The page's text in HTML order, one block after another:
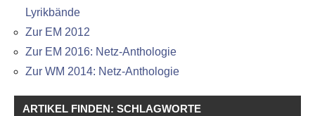
Lyrikbände
Zur EM 2012
Zur EM 2016: Netz-Anthologie
Zur WM 2014: Netz-Anthologie
ARTIKEL FINDEN: SCHLAGWORTE